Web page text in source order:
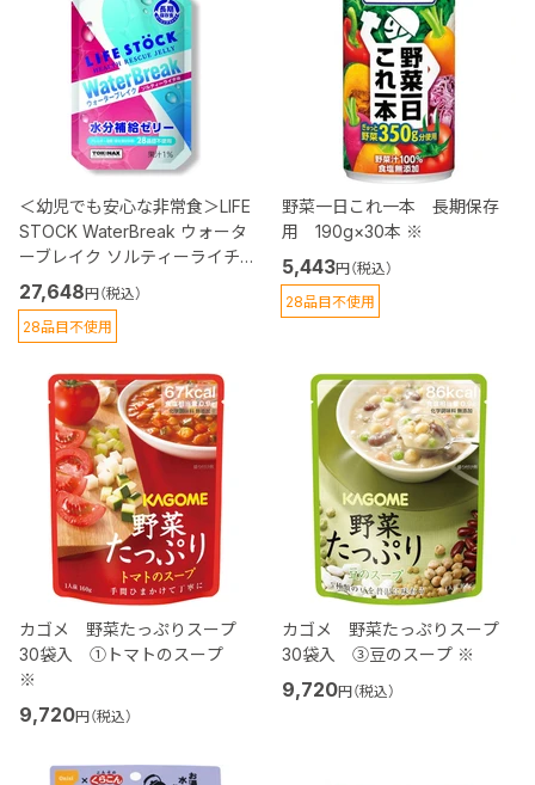
＜幼児でも安心な非常食＞LIFE
STOCK WaterBreak ウォータ
ーブレイク ソルティーライチ
味 80個入り ※
27,648円（税込）
28品目不使用
野菜一日これ一本 長期保存
用 190g×30本 ※
5,443円（税込）
28品目不使用
カゴメ 野菜たっぷりスープ
30袋入 ①トマトのスープ
※
9,720円（税込）
カゴメ 野菜たっぷりスープ
30袋入 ③豆のスープ ※
9,720円（税込）